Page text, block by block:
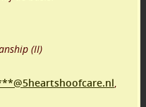
(II)
,